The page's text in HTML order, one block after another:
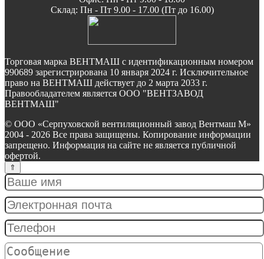
Склад: Пн - Пт 9.00 - 17.00 (Пт до 16.00)
Торговая марка ВЕНТМАШ с идентификационным номером
990689 зарегистрирована 10 января 2024 г. Исключительное
право на ВЕНТМАШ действует до 2 марта 2033 г.
Правообладателем является ООО "ВЕНТЗАВОД
ВЕНТМАШ"
© ООО «Серпуховской вентиляционный завод Вентмаш М»
2004 - 2026 Все права защищены. Копирование информации
запрещено. Информация на сайте не является публичной
офертой.